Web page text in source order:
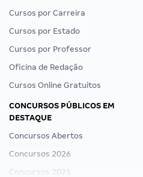
Cursos por Carreira
Cursos por Estado
Cursos por Professor
Oficina de Redação
Cursos Online Gratuitos
CONCURSOS PÚBLICOS EM
DESTAQUE
Concursos Abertos
Concursos 2026
Concursos 2025